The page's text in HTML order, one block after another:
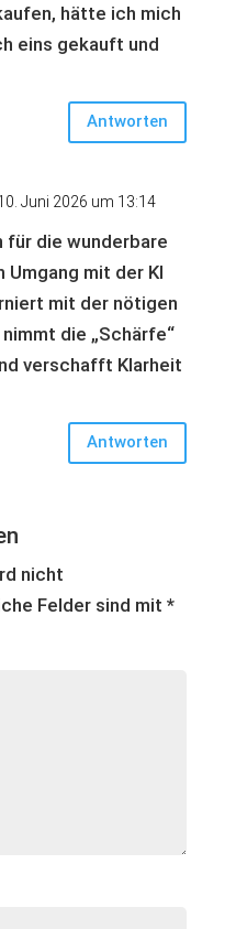
hätte ich mich
eins gekauft und
Antworten
Juni 2026 um 13:14
für die wunderbare
Umgang mit der KI
mit der nötigen
die „Schärfe“
verschafft Klarheit
Antworten
nicht
Felder sind mit *